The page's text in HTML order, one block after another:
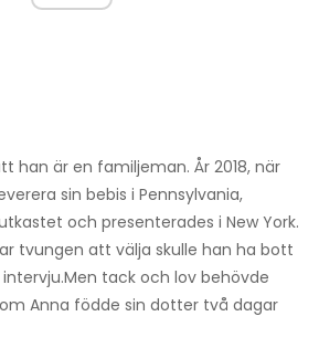
han är en familjeman. År 2018, när
sin bebis i Pennsylvania,
och presenterades i New York.
tvungen att välja skulle han ha bott
Men tack och lov behövde
Anna födde sin dotter två dagar